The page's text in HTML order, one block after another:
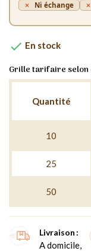
Ni échange
 En stock
Grille tarifaire selon
Quantité
10
25
50
Livraison
A domicile,